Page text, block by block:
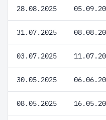
28.08.2025
31.07.2025
03.07.2025
30.05.2025
08.05.2025